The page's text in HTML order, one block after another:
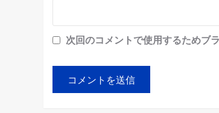
次回のコメントで使用するためブ